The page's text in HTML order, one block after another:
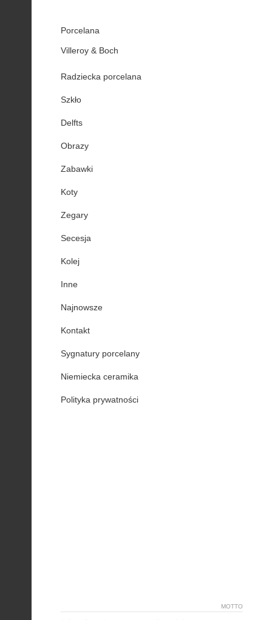
Porcelana
Villeroy & Boch
Radziecka porcelana
Szkło
Delfts
Obrazy
Zabawki
Koty
Zegary
Secesja
Kolej
Inne
Najnowsze
Kontakt
Sygnatury porcelany
Niemiecka ceramika
Polityka prywatności
MOTTO